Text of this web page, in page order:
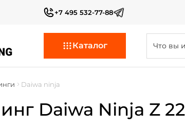
+7 495 532-77-88
Каталог
Daiwa ninja
Daiwa Ninja Z